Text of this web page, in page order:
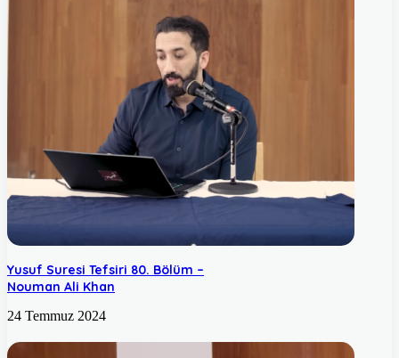
Yusuf Suresi Tefsiri 80. Bölüm –
Nouman Ali Khan
24 Temmuz 2024